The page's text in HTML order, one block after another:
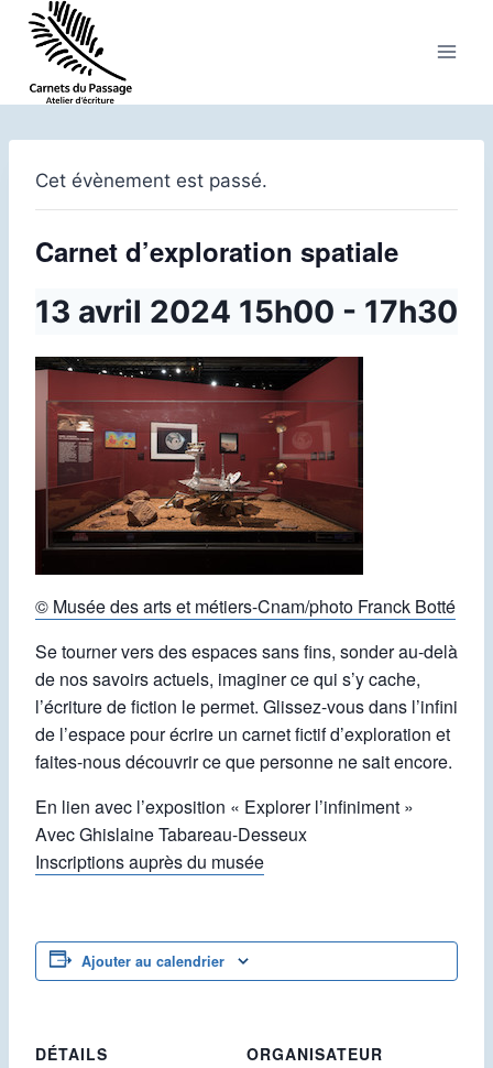
Aller
contenu
Cet évènement est passé.
Carnet d’exploration spatiale
13 avril 2024 15h00 - 17h30
© Musée des arts et métiers-Cnam/photo Franck Botté
Se tourner vers des espaces sans fins, sonder au-delà
de nos savoirs actuels, imaginer ce qui s’y cache,
l’écriture de fiction le permet. Glissez-vous dans l’infini
de l’espace pour écrire un carnet fictif d’exploration et
faites-nous découvrir ce que personne ne sait encore.
En lien avec l’exposition « Explorer l’infiniment »
Avec Ghislaine Tabareau-Desseux
Inscriptions auprès du musée
Ajouter au calendrier
DÉTAILS
ORGANISATEUR